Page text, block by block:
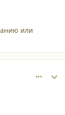
или